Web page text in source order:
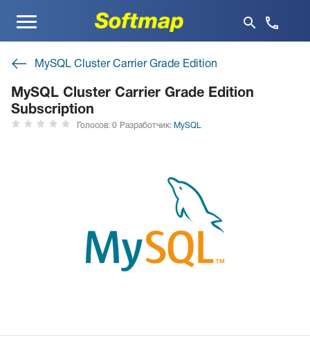
Меню
MySQL Cluster Carrier Grade Edition
MySQL Cluster Carrier Grade Edition
Subscription
Голосов: 0 Разработчик: MySQL